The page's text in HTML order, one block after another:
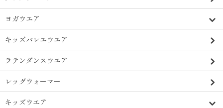
ヨガウエア
キッズバレエウエア
ラテンダンスウエア
レッグウォーマー
キッズウエア